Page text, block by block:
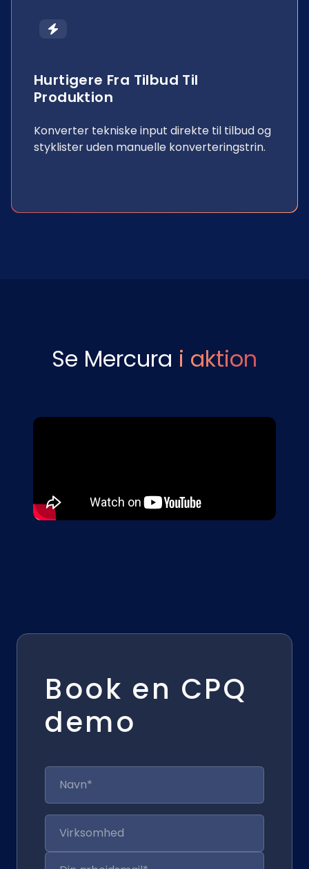
Hurtigere Fra Tilbud Til
Produktion
Konverter tekniske input direkte til tilbud og
styklister uden manuelle konverteringstrin.
Se Mercura i aktion
Book en CPQ
demo